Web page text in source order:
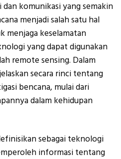
komunikasi yang semakin
menjadi salah satu hal
menjaga keselamatan
yang dapat digunakan
remote sensing. Dalam
secara rinci tentang
bencana, mulai dari
dalam kehidupan
sebagai teknologi
informasi tentang